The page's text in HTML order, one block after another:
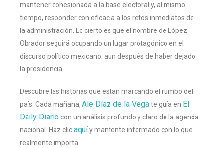
mantener cohesionada a la base electoral y, al mismo
tiempo, responder con eficacia a los retos inmediatos de
la administración. Lo cierto es que el nombre de López
Obrador seguirá ocupando un lugar protagónico en el
discurso político mexicano, aun después de haber dejado
la presidencia.
Descubre las historias que están marcando el rumbo del
país. Cada mañana, Ale Díaz de la Vegate guía en El
Daily Diario con un análisis profundo y claro de la agenda
nacional. Haz clicaquíy mantente informado con lo que
realmente importa.